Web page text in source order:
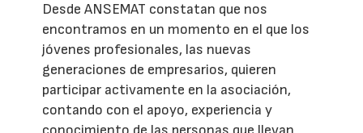
Desde ANSEMAT constatan que nos
encontramos en un momento en el que los
jóvenes profesionales, las nuevas
generaciones de empresarios, quieren
participar activamente en la asociación,
contando con el apoyo, experiencia y